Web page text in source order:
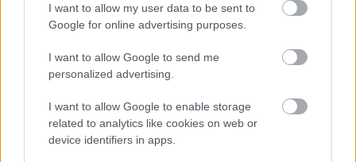
I want to allow my user data to be sent to
Google for online advertising purposes.
I want to allow Google to send me
personalized advertising.
I want to allow Google to enable storage
related to analytics like cookies on web or
device identifiers in apps.
AZ EMBERSÉG ÜNNEPE